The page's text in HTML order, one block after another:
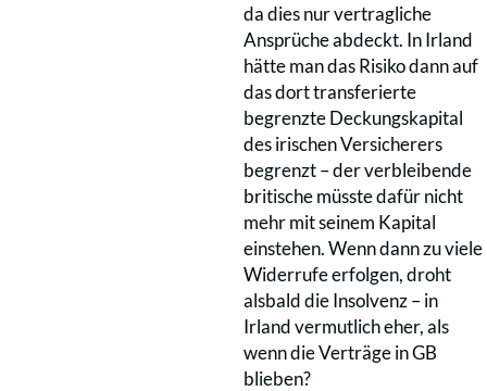
da dies nur vertragliche
Ansprüche abdeckt. In Irland
hätte man das Risiko dann auf
das dort transferierte
begrenzte Deckungskapital
des irischen Versicherers
begrenzt – der verbleibende
britische müsste dafür nicht
mehr mit seinem Kapital
einstehen. Wenn dann zu viele
Widerrufe erfolgen, droht
alsbald die Insolvenz – in
Irland vermutlich eher, als
wenn die Verträge in GB
blieben?